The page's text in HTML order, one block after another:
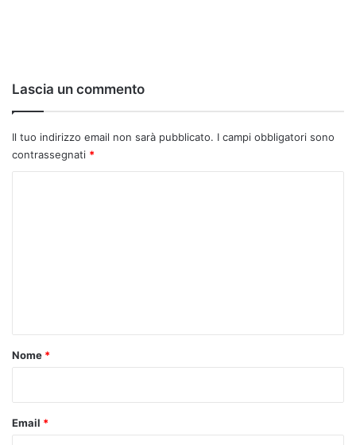
Lascia un commento
Il tuo indirizzo email non sarà pubblicato. I campi obbligatori sono
contrassegnati *
o
Nome *
Email *